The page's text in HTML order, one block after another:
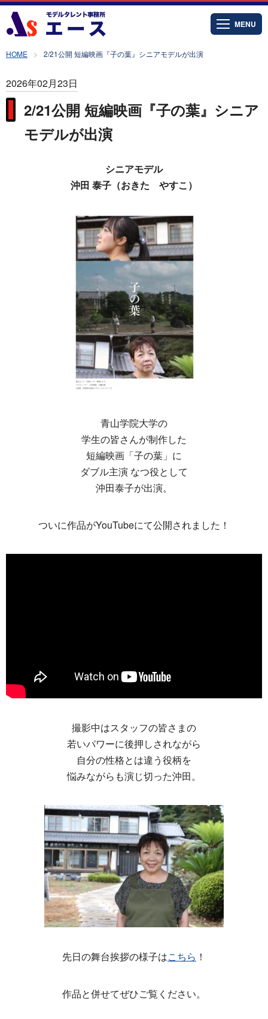
MENU
HOME 2/21公開 短編映画『子の葉』シニアモデルが出演
2026年02月23日
2/21公開 短編映画『子の葉』シニア
モデルが出演
シニアモデル
沖田 泰子（おきた やすこ）
青山学院大学の
学生の皆さんが制作した
短編映画「子の葉」に
ダブル主演 なつ役として
沖田泰子が出演。
ついに作品がYouTubeにて公開されました！
撮影中はスタッフの皆さまの
若いパワーに後押しされながら
自分の性格とは違う役柄を
悩みながらも演じ切った沖田。
先日の舞台挨拶の様子はこちら ！
作品と併せてぜひご覧ください。